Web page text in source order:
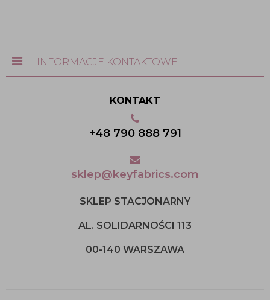
INFORMACJE KONTAKTOWE
KONTAKT
+48 790 888 791
sklep@keyfabrics.com
SKLEP STACJONARNY
AL. SOLIDARNOŚCI 113
00-140 WARSZAWA